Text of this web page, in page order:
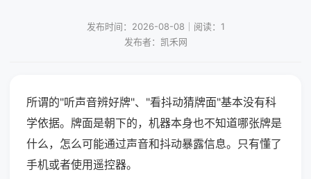
发布时间：2026-08-08｜阅读：1
发布者：凯禾网
所谓的"听声音辨好牌"、"看抖动猜牌面"基本没有科
学依据。牌面是朝下的，机器本身也不知道哪张牌是
什么，怎么可能通过声音和抖动暴露信息。只有懂了
手机或者使用遥控器。